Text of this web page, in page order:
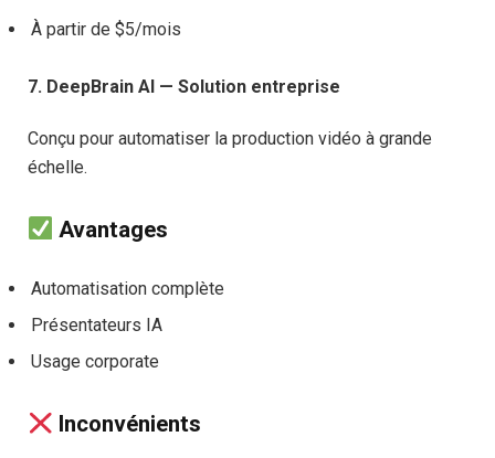
À partir de $5/mois
7. DeepBrain AI — Solution entreprise
Conçu pour automatiser la production vidéo à grande
échelle.
Avantages
Automatisation complète
Présentateurs IA
Usage corporate
Inconvénients